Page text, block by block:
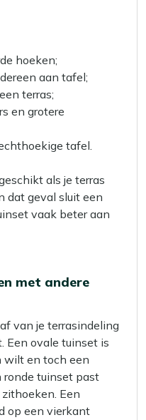
hoeken;
aan tafel;
terras;
en grotere
tafel.
als je terras
dat geval sluit een
vaak beter aan
met andere
van je terrasindeling
Een ovale tuinset is
wilt en toch een
ronde tuinset past
Een
op een vierkant